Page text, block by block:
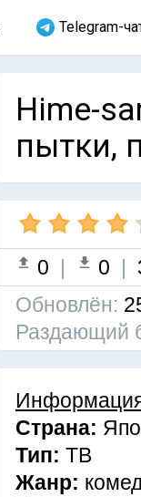
Telegram-
Hime-
пытки,
0 | 0 |
Обновлён:
Раздающий
Страна:
Тип: ТВ
Жанр: